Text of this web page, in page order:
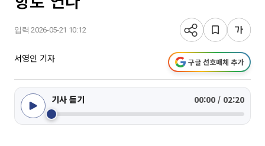
입력 2026-05-21 10:12
서영인 기자 구글 선호매체 추가
기사 듣기 00:00 / 02:20